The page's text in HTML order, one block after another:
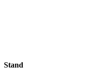
Stand